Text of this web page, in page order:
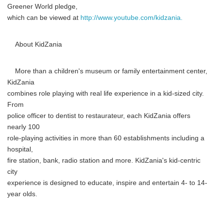
Greener World pledge,
which can be viewed at http://www.youtube.com/kidzania.
About KidZania
More than a children's museum or family entertainment center,
KidZania
combines role playing with real life experience in a kid-sized city.
From
police officer to dentist to restaurateur, each KidZania offers
nearly 100
role-playing activities in more than 60 establishments including a
hospital,
fire station, bank, radio station and more. KidZania's kid-centric
city
experience is designed to educate, inspire and entertain 4- to 14-
year olds.